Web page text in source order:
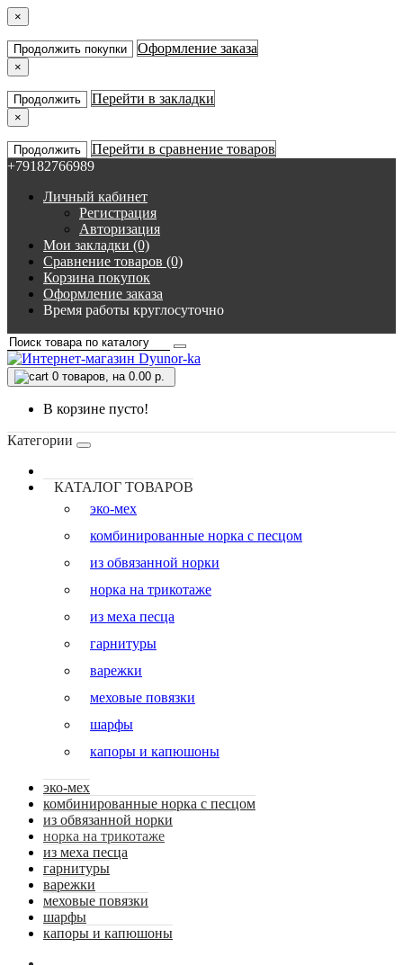
×
Продолжить покупки Оформление заказа
×
Продолжить Перейти в закладки
×
Продолжить
Перейти в сравнение товаров
+79182766989
Личный кабинет
Регистрация
Авторизация
Мои закладки (0)
Сравнение товаров (0)
Корзина покупок
Оформление заказа
Время работы круглосуточно
0 товаров, на 0.00 р.
В корзине пусто!
Категории
КАТАЛОГ ТОВАРОВ
эко-мех
комбинированные норка с песцом
из обвязанной норки
норка на трикотаже
из меха песца
гарнитуры
варежки
меховые повязки
шарфы
капоры и капюшоны
эко-мех
комбинированные норка с песцом
из обвязанной норки
норка на трикотаже
из меха песца
гарнитуры
варежки
меховые повязки
шарфы
капоры и капюшоны